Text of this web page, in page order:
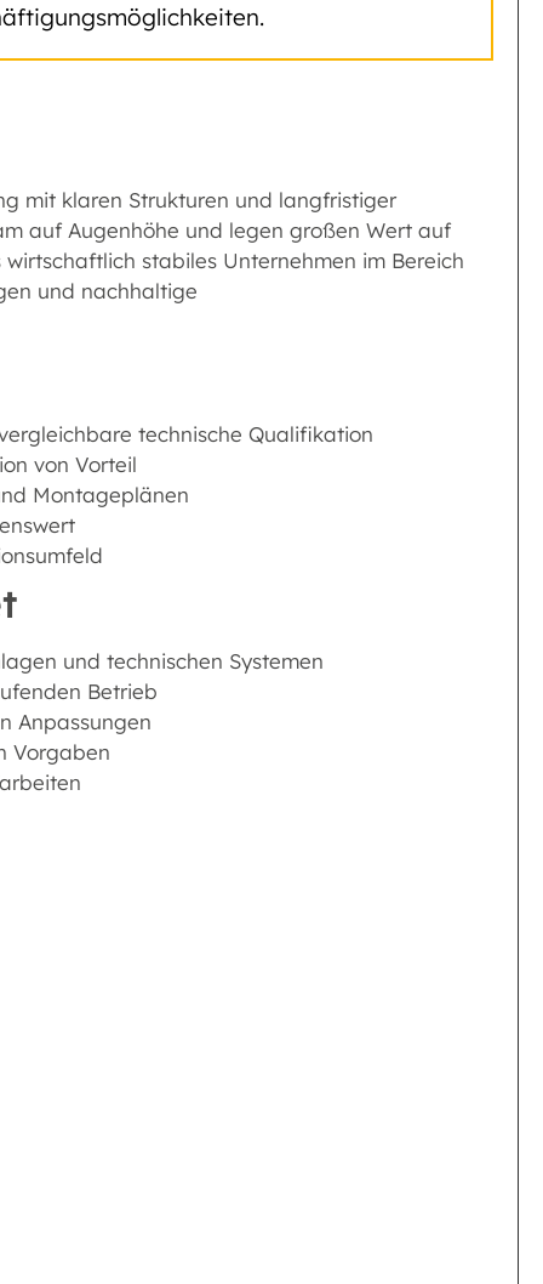
mit klaren Strukturen und langfristiger
auf Augenhöhe und legen großen Wert auf
stabiles Unternehmen im Bereich
und nachhaltige
technische Qualifikation
von Vorteil
Montageplänen
und technischen Systemen
Betrieb
Anpassungen
Vorgaben